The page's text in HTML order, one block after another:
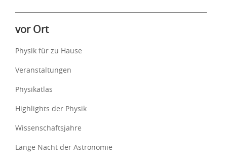
vor Ort
Physik für zu Hause
Veranstaltungen
Physikatlas
Highlights der Physik
Wissenschaftsjahre
Lange Nacht der Astronomie